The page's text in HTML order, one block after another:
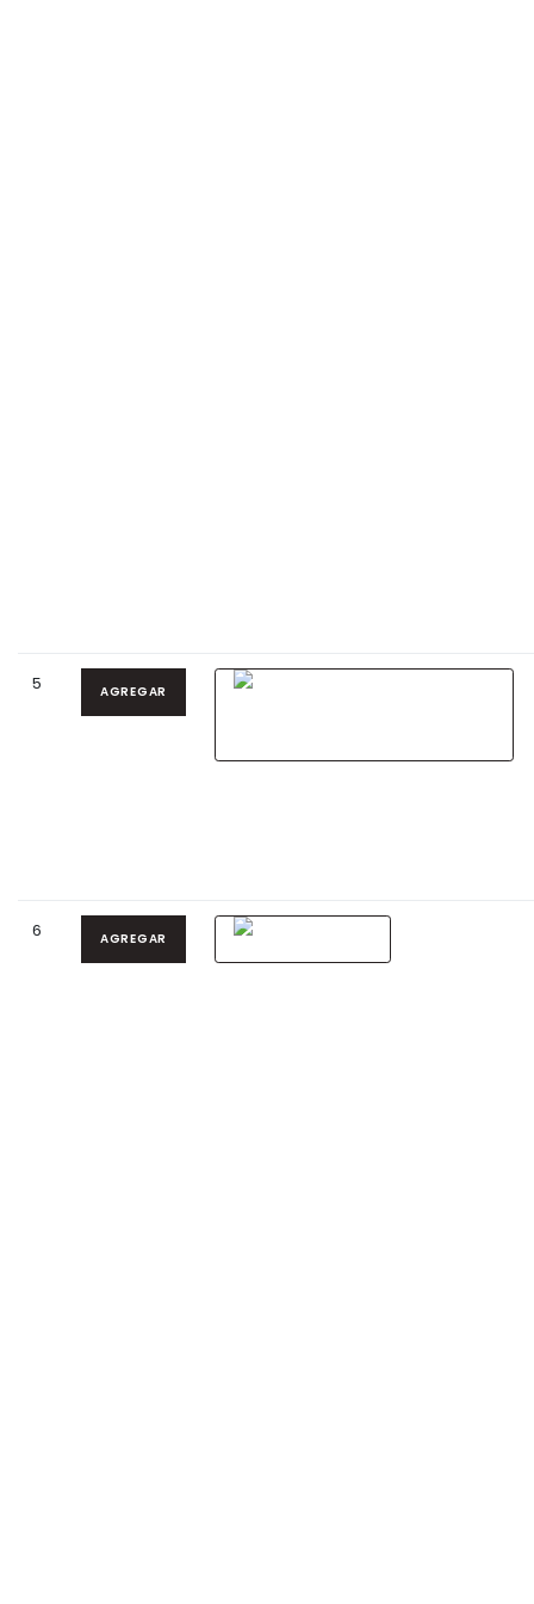
5 AGREGAR
6 AGREGAR